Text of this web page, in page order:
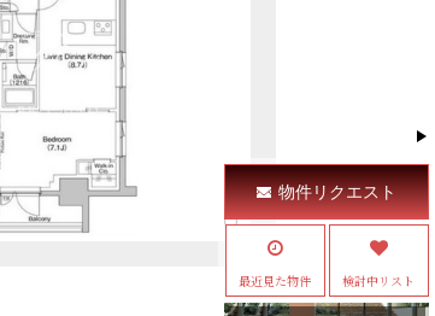
物件リクエスト
最近見た物件 検討中リスト